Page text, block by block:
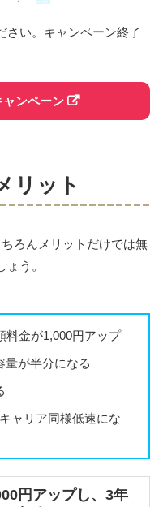
さい。キャンペーン終了
ンペーン
リット
ろんメリットだけでは無
う。
料金が1,000円アップ
量が半分になる
ャリア同様低速にな
円アップし、3年